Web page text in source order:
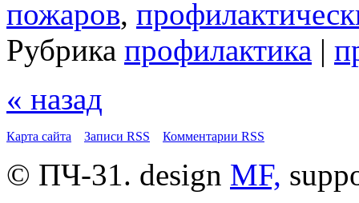
пожаров,
Рубрика профилактика |
« назад
Карта сайта Записи RSS Комментарии RSS
© ПЧ-31. design MF,